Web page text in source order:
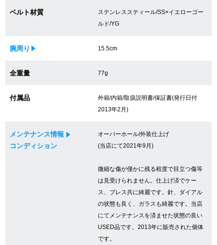
買取ご成約者様限定5万円クーポン
修理・メンテナンスをご希望の方
修理依頼をする
オーバーホールについて
GINZA RASINについて
ベルト材質
ステンレススティール/SS×イエローゴー
ルド/YG
腕周り 15.5cm
全重量 77g
付属品
外箱/内箱/取扱説明書/保証書(発行日付
2013年2月)
メンテナンス情報
コンディション
オーバーホール/外装仕上げ
(当店にて2021年9月)
微細な傷が僅かに残る程度で目立つ傷等
は見受けられません。仕上げ済でケー
ス、ブレス共に綺麗です。針、ダイアル
の状態も良く、ガラスも綺麗です。当店
にてメンテナンスを済ませた状態の良い
USED品です。2013年に販売された個体
です。